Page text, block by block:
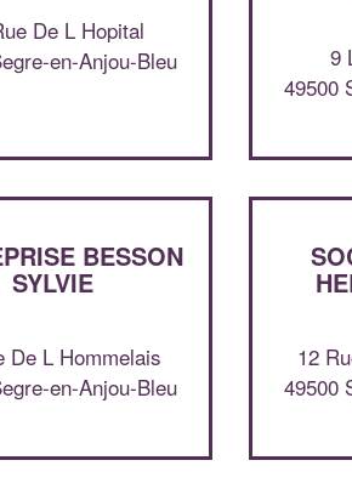
De L Hopital
en-Anjou-Bleu
9
49500
BESSON
SYLVIE
De L Hommelais
en-Anjou-Bleu
12
49500